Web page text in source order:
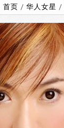
首页 / 华人女星 /